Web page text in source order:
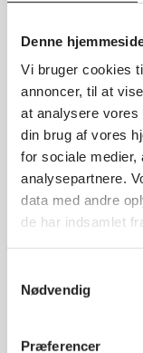
Denne
Vi bruger cookies
annoncer, til at
at analysere vores
din brug af vores
for sociale medier,
analysepartnere.
data med andre
de har indsamlet
Nødvendig
Præferencer
maj 2025
april 2025
marts 2025
januar 2025
december 2024
november 2024
oktober 2024
juni 2024